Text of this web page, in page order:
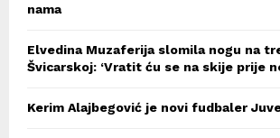
nama
Elvedina Muzaferija slomila nogu na
Švicarskoj: ‘Vratit ću se na skije prije
Kerim Alajbegović je novi fudbaler